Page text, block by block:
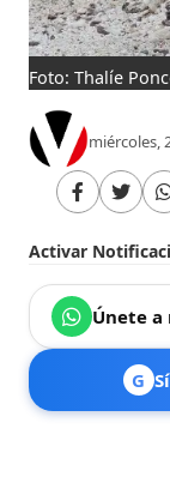
Foto: Thalíe
miércoles,
Activar
Únete a
G